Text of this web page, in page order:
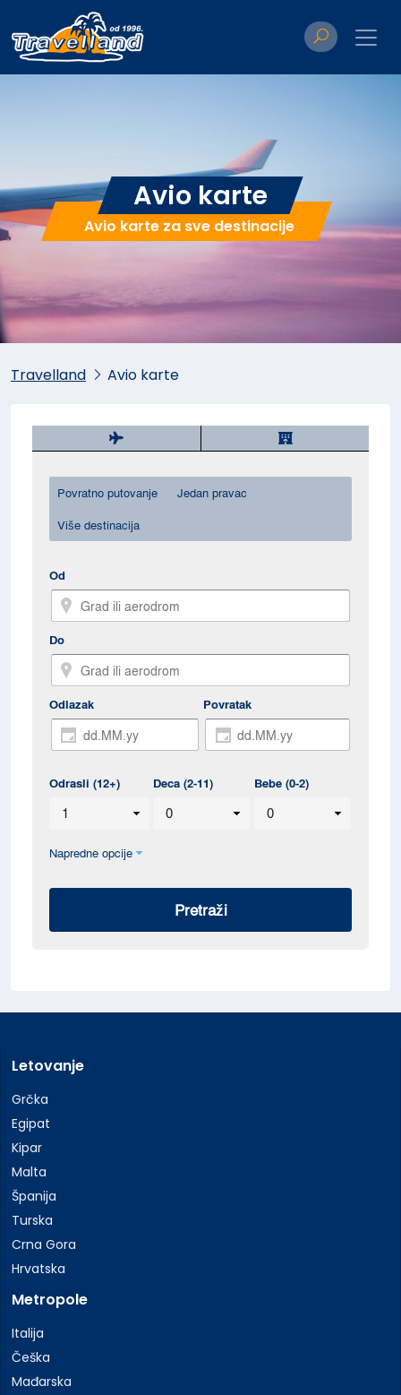
Avio karte
Avio karte za sve destinacije
Travelland Avio karte
Letovanje
Grčka
Egipat
Kipar
Malta
Španija
Turska
Crna Gora
Hrvatska
Metropole
Italija
Češka
Mađarska